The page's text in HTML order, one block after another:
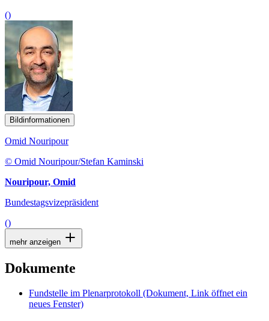
()
Bildinformationen
Omid Nouripour
© Omid Nouripour/Stefan Kaminski
Nouripour, Omid
Bundestagsvizepräsident
()
mehr anzeigen
Dokumente
Fundstelle im Plenarprotokoll (Dokument, Link öffnet ein
neues Fenster)